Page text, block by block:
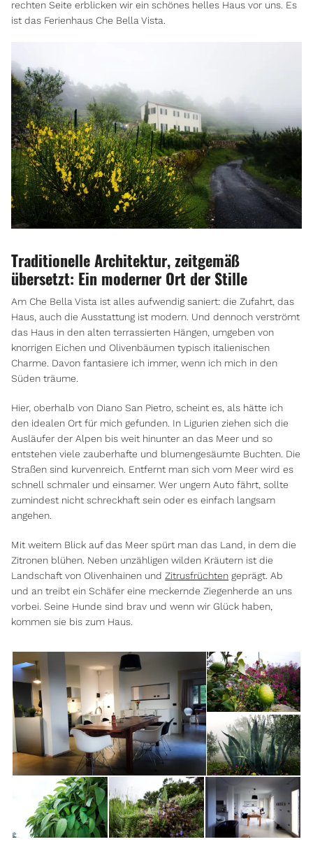
rechten Seite erblicken wir ein schönes helles Haus vor uns. Es
ist das Ferienhaus Che Bella Vista.
Traditionelle Architektur, zeitgemäß
übersetzt: Ein moderner Ort der Stille
Am Che Bella Vista ist alles aufwendig saniert: die Zufahrt, das
Haus, auch die Ausstattung ist modern. Und dennoch verströmt
das Haus in den alten terrassierten Hängen, umgeben von
knorrigen Eichen und Olivenbäumen typisch italienischen
Charme. Davon fantasiere ich immer, wenn ich mich in den
Süden träume.
Hier, oberhalb von Diano San Pietro, scheint es, als hätte ich
den idealen Ort für mich gefunden. In Ligurien ziehen sich die
Ausläufer der Alpen bis weit hinunter an das Meer und so
entstehen viele zauberhafte und blumengesäumte Buchten. Die
Straßen sind kurvenreich. Entfernt man sich vom Meer wird es
schnell schmaler und einsamer. Wer ungern Auto fährt, sollte
zumindest nicht schreckhaft sein oder es einfach langsam
angehen.
Mit weitem Blick auf das Meer spürt man das Land, in dem die
Zitronen blühen. Neben unzähligen wilden Kräutern ist die
Landschaft von Olivenhainen undZitrusfrüchten geprägt. Ab
und an treibt ein Schäfer eine meckernde Ziegenherde an uns
vorbei. Seine Hunde sind brav und wenn wir Glück haben,
kommen sie bis zum Haus.